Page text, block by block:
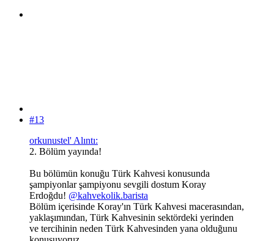
#13
orkunustel' Alıntı:
2. Bölüm yayında!
Bu bölümün konuğu Türk Kahvesi konusunda
şampiyonlar şampiyonu sevgili dostum Koray
Erdoğdu! @kahvekolik.barista
Bölüm içerisinde Koray'ın Türk Kahvesi macerasından,
yaklaşımından, Türk Kahvesinin sektördeki yerinden
ve tercihinin neden Türk Kahvesinden yana olduğunu